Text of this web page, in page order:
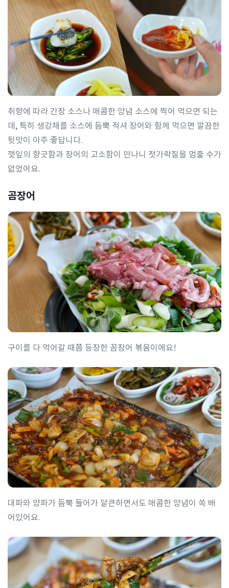
취향에 따라 간장 소스나 매콤한 양념 소스에 찍어 먹으면 되는
데, 특히 생강채를 소스에 듬뿍 적셔 장어와 함께 먹으면 깔끔한
뒷맛이 아주 좋답니다.
깻잎의 향긋함과 장어의 고소함이 만나니 젓가락질을 멈출 수가
없었어요.
곰장어
구이를 다 먹어갈 때쯤 등장한 꼼장어 볶음이에요!
대파와 양파가 듬뿍 들어가 달큰하면서도 매콤한 양념이 쏙 배
어있어요.